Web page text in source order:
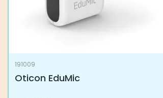
191009
Oticon EduMic